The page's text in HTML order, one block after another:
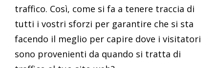
traffico. Così, come si fa a tenere traccia di
tutti i vostri sforzi per garantire che si sta
facendo il meglio per capire dove i visitatori
sono provenienti da quando si tratta di